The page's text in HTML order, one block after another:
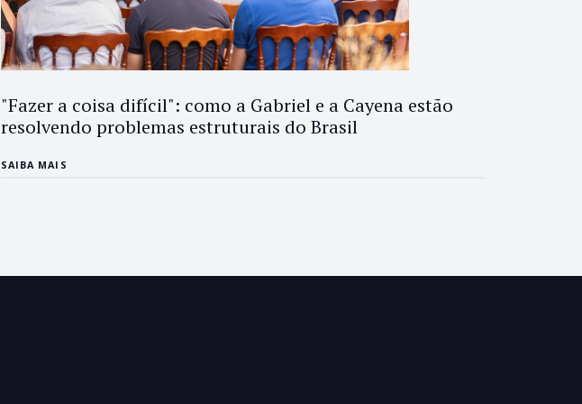
"Fazer a coisa difícil": como a Gabriel e a Cayena estão
resolvendo problemas estruturais do Brasil
SAIBA MAIS